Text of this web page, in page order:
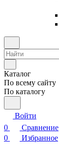
Каталог
По всему сайту
По каталогу
Войти
0
Сравнение
0
Избранное